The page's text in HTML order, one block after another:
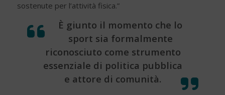
sostenute per l’attività fisica.”
È giunto il momento che lo
sport sia formalmente
riconosciuto come strumento
essenziale di politica pubblica
e attore di comunità.